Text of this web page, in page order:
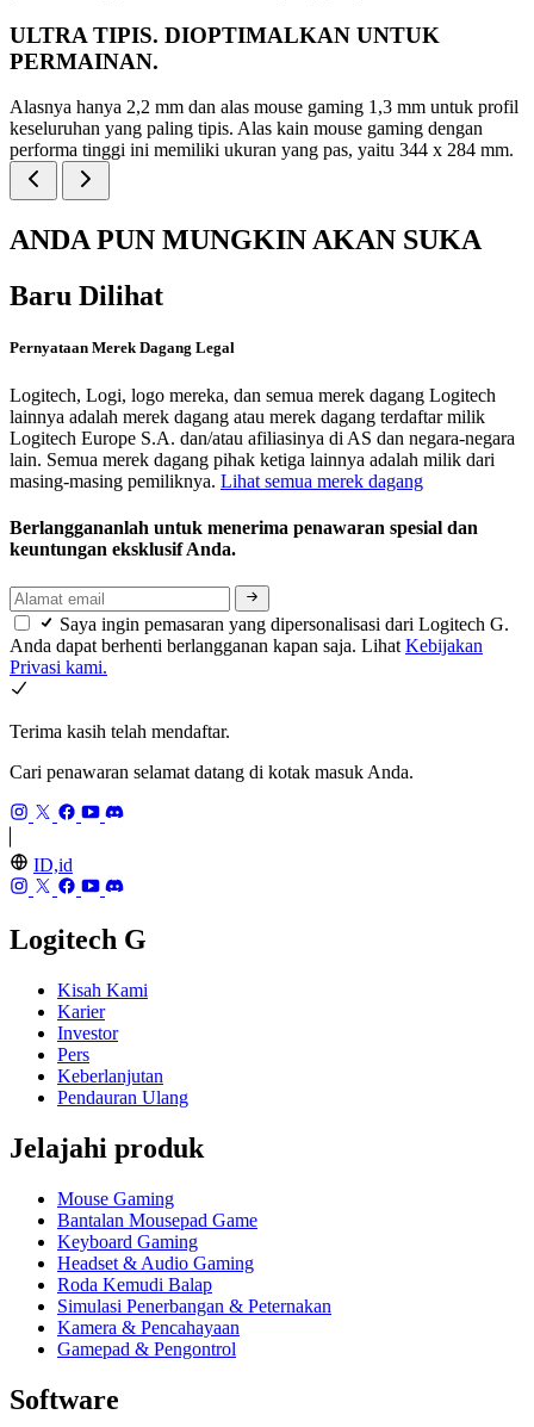
ULTRA TIPIS. DIOPTIMALKAN UNTUK
PERMAINAN.
Alasnya hanya 2,2 mm dan alas mouse gaming 1,3 mm untuk profil
keseluruhan yang paling tipis. Alas kain mouse gaming dengan
performa tinggi ini memiliki ukuran yang pas, yaitu 344 x 284 mm.
ANDA PUN MUNGKIN AKAN SUKA
Baru Dilihat
Pernyataan Merek Dagang Legal
Logitech, Logi, logo mereka, dan semua merek dagang Logitech
lainnya adalah merek dagang atau merek dagang terdaftar milik
Logitech Europe S.A. dan/atau afiliasinya di AS dan negara-negara
lain. Semua merek dagang pihak ketiga lainnya adalah milik dari
masing-masing pemiliknya. Lihat semua merek dagang
Berlanggananlah untuk menerima penawaran spesial dan
keuntungan eksklusif Anda.
Saya ingin pemasaran yang dipersonalisasi dari Logitech G.
Anda dapat berhenti berlangganan kapan saja. LihatKebijakan
Privasi kami.
Terima kasih telah mendaftar.
Cari penawaran selamat datang di kotak masuk Anda.
ID,id
Logitech G
Kisah Kami
Karier
Investor
Pers
Keberlanjutan
Pendauran Ulang
Jelajahi produk
Mouse Gaming
Bantalan Mousepad Game
Keyboard Gaming
Headset & Audio Gaming
Roda Kemudi Balap
Simulasi Penerbangan & Peternakan
Kamera & Pencahayaan
Gamepad & Pengontrol
Software